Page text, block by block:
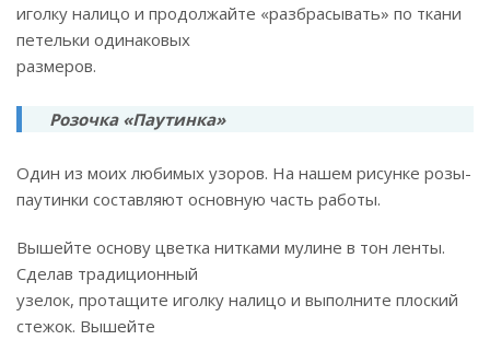
иголку налицо и продолжайте «разбрасывать» по ткани
петельки одинаковых
размеров.
Розочка «Паутинка»
Один из моих любимых узоров. На нашем рисунке розы-
паутинки составляют основную часть работы.
Вышейте основу цветка нитками мулине в тон ленты.
Сделав традиционный
узелок, протащите иголку налицо и выполните плоский
стежок. Вышейте